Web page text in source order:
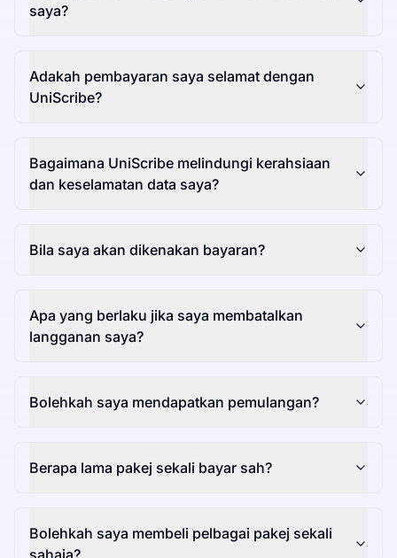
saya?
Adakah pembayaran saya selamat dengan
UniScribe?
Bagaimana UniScribe melindungi kerahsiaan
dan keselamatan data saya?
Bila saya akan dikenakan bayaran?
Apa yang berlaku jika saya membatalkan
langganan saya?
Bolehkah saya mendapatkan pemulangan?
Berapa lama pakej sekali bayar sah?
Bolehkah saya membeli pelbagai pakej sekali